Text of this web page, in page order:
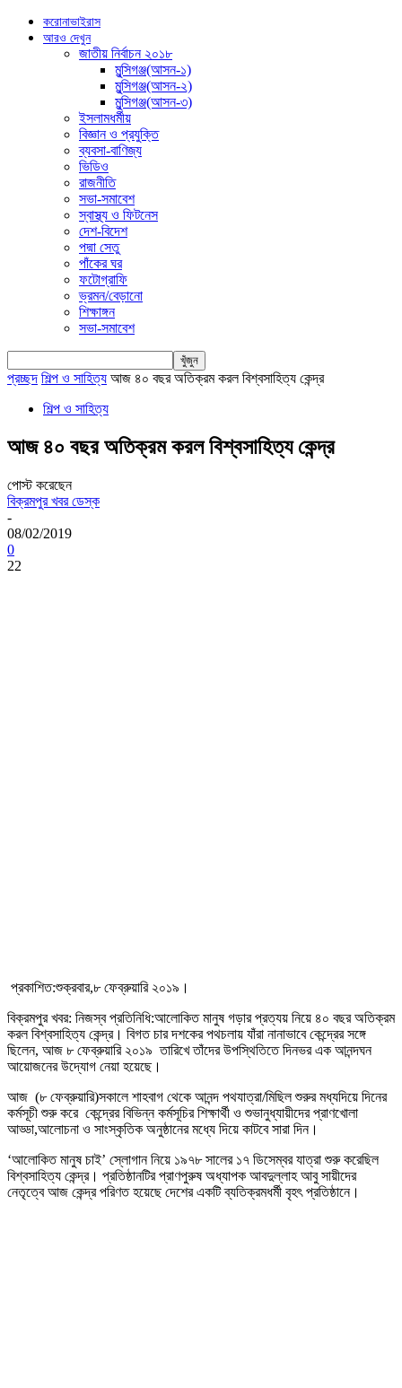
করোনাভাইরাস
আরও দেখুন
জাতীয় নির্বাচন ২০১৮
মুন্সিগঞ্জ(আসন-১)
মুন্সিগঞ্জ(আসন-২)
মুন্সিগঞ্জ(আসন-৩)
ইসলামধর্মীয়
বিজ্ঞান ও প্রযুক্তি
ব্যবসা-বাণিজ্য
ভিডিও
রাজনীতি
সভা-সমাবেশ
স্বাস্থ্য ও ফিটনেস
দেশ-বিদেশ
পদ্মা সেতু
পাঁকের ঘর
ফটোগ্রাফি
ভ্রমন/বেড়ানো
শিক্ষাঙ্গন
সভা-সমাবেশ
প্রচ্ছদ শিল্প ও সাহিত্য আজ ৪০ বছর অতিক্রম করল বিশ্বসাহিত্য কেন্দ্র
শিল্প ও সাহিত্য
আজ ৪০ বছর অতিক্রম করল বিশ্বসাহিত্য কেন্দ্র
পোস্ট করেছেন
বিক্রমপুর খবর ডেস্ক
-
08/02/2019
0
22
প্রকাশিত:শুক্রবার,৮ ফেব্রুয়ারি ২০১৯।
বিক্রমপুর খবর: নিজস্ব প্রতিনিধি:আলোকিত মানুষ গড়ার প্রত্যয় নিয়ে ৪০ বছর অতিক্রম
করল বিশ্বসাহিত্য কেন্দ্র। বিগত চার দশকের পথচলায় যাঁরা নানাভাবে কেন্দ্রের সঙ্গে
ছিলেন, আজ ৮ ফেব্রুয়ারি ২০১৯ তারিখে তাঁদের উপস্থিতিতে দিনভর এক আনন্দঘন
আয়োজনের উদ্যোগ নেয়া হয়েছে।
আজ (৮ ফেব্রুয়ারি)সকালে শাহবাগ থেকে আনন্দ পথযাত্রা/মিছিল শুরুর মধ্যদিয়ে দিনের
কর্মসূচী শুরু করে কেন্দ্রের বিভিন্ন কর্মসূচির শিক্ষার্থী ও শুভানুধ্যায়ীদের প্রাণখোলা
আড্ডা,আলোচনা ও সাংস্কৃতিক অনুষ্ঠানের মধ্যে দিয়ে কাটবে সারা দিন।
‘আলোকিত মানুষ চাই’ স্লোগান নিয়ে ১৯৭৮ সালের ১৭ ডিসেম্বর যাত্রা শুরু করেছিল
বিশ্বসাহিত্য কেন্দ্র। প্রতিষ্ঠানটির প্রাণপুরুষ অধ্যাপক আবদুল্লাহ আবু সায়ীদের
নেতৃত্বে আজ কেন্দ্র পরিণত হয়েছে দেশের একটি ব্যতিক্রমধর্মী বৃহৎ প্রতিষ্ঠানে।